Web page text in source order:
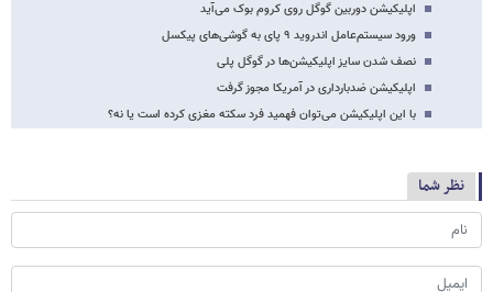
اپلیکیشن دوربین گوگل روی کروم بوک می‌آید
ورود سیستم‌عامل اندروید ۹ پای به گوشی‌های پیکسل
نصف شدن سایز اپلیکیشن‌ها در گوگل پلی
اپلیکیشن ضدبارداری در آمریکا مجوز گرفت
با این اپلیکیشن می‌توان فهمید فرد سکته مغزی کرده‌ است یا نه؟
نظر شما